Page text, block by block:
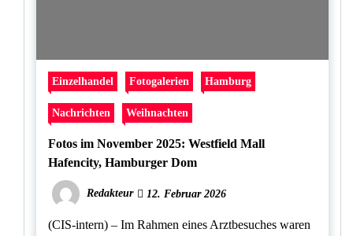
Einzelhandel Fotogalerien Hamburg
Nachrichten Weihnachten
Fotos im November 2025: Westfield Mall
Hafencity, Hamburger Dom
Redakteur 12. Februar 2026
(CIS-intern) – Im Rahmen eines Arztbesuches waren